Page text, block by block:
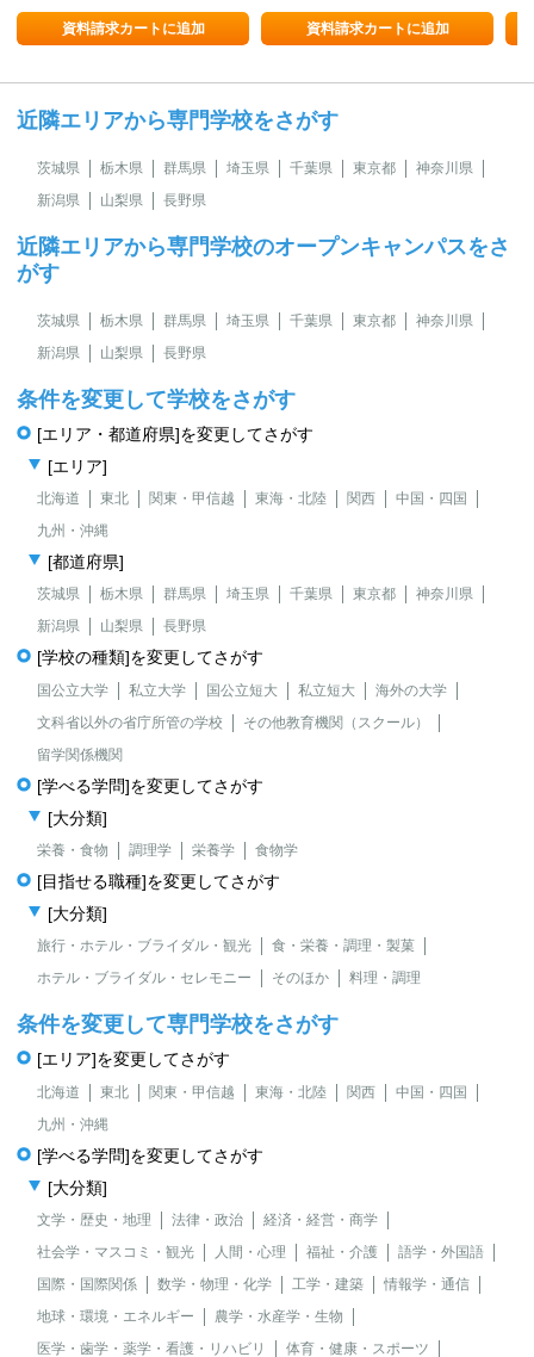
資料請求カートに追加 資料請求カートに追加
近隣エリアから専門学校をさがす
茨城県 栃木県 群馬県 埼玉県 千葉県 東京都
神奈川県
新潟県
山梨県 長野県
近隣エリアから専門学校のオープンキャンパスをさ
がす
茨城県 栃木県 群馬県 埼玉県 千葉県 東京都
神奈川県
新潟県
山梨県 長野県
条件を変更して学校をさがす
[エリア・都道府県]を変更してさがす
[エリア]
北海道 東北 関東・甲信越 東海・北陸 関西
中国・四国
九州・沖縄
[都道府県]
茨城県 栃木県 群馬県 埼玉県 千葉県 東京都
神奈川県
新潟県
山梨県 長野県
[学校の種類]を変更してさがす
国公立大学 私立大学 国公立短大 私立短大
海外の大学
文科省以外の省庁所管の学校
その他教育機関（スクール）
留学関係機関
[学べる学問]を変更してさがす
[大分類]
栄養・食物 調理学 栄養学 食物学
[目指せる職種]を変更してさがす
[大分類]
旅行・ホテル・ブライダル・観光
食・栄養・調理・製菓
ホテル・ブライダル・セレモニー
そのほか 料理・調理
条件を変更して専門学校をさがす
[エリア]を変更してさがす
北海道 東北 関東・甲信越 東海・北陸 関西
中国・四国
九州・沖縄
[学べる学問]を変更してさがす
[大分類]
文学・歴史・地理 法律・政治
経済・経営・商学
社会学・マスコミ・観光
人間・心理 福祉・介護
語学・外国語
国際・国際関係
数学・物理・化学 工学・建築
情報学・通信
地球・環境・エネルギー
農学・水産学・生物
医学・歯学・薬学・看護・リハビリ
体育・健康・スポーツ